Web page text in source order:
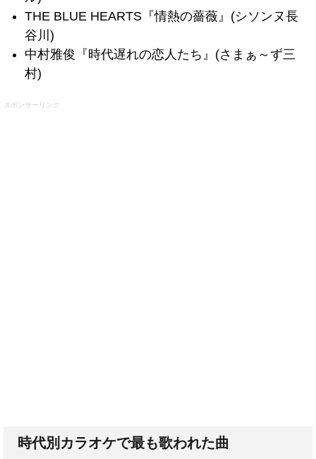
THE BLUE HEARTS『情熱の薔薇』(シソンヌ長
谷川)
中村雅俊『時代遅れの恋人たち』(さまぁ～ず三
村)
スポンサーリンク
時代別カラオケで最も歌われた曲